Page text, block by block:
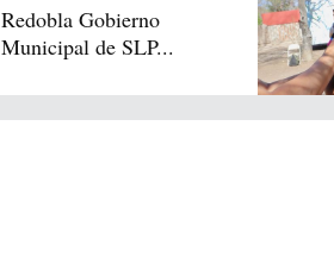
Redobla Gobierno
Municipal de SLP...